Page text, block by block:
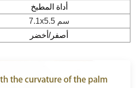
أداة المطبخ
7.1x5.5 سم
أصفر/أخضر